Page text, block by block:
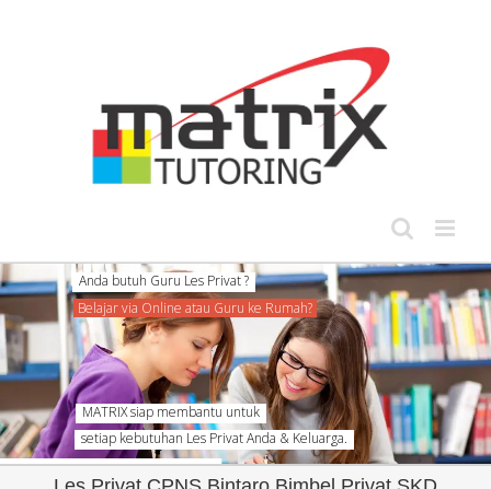
MATRIX siap membantu untuk
setiap kebutuhan Les Privat Anda & Keluarga.